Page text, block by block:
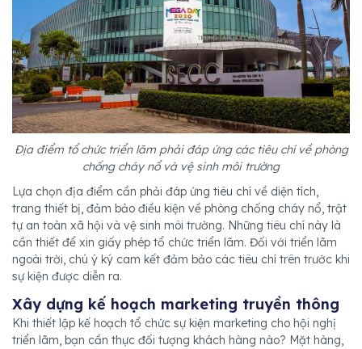
Địa điểm tổ chức triển lãm phải đáp ứng các tiêu chí về phòng
chống cháy nổ và vệ sinh môi trường
Lựa chọn địa điểm cần phải đáp ứng tiêu chí về diện tích,
trang thiết bị, đảm bảo điều kiện về phòng chống cháy nổ, trật
tự an toàn xã hội và vệ sinh môi trường. Những tiêu chí này là
cần thiết để xin giấy phép tổ chức triển lãm. Đối với triển lãm
ngoài trời, chú ý ký cam kết đảm bảo các tiêu chí trên trước khi
sự kiện được diễn ra.
Xây dựng kế hoạch marketing truyền thông
Khi thiết lập kế hoạch tổ chức sự kiện marketing cho hội nghị
triển lãm, bạn cần thực đối tượng khách hàng nào? Mặt hàng,